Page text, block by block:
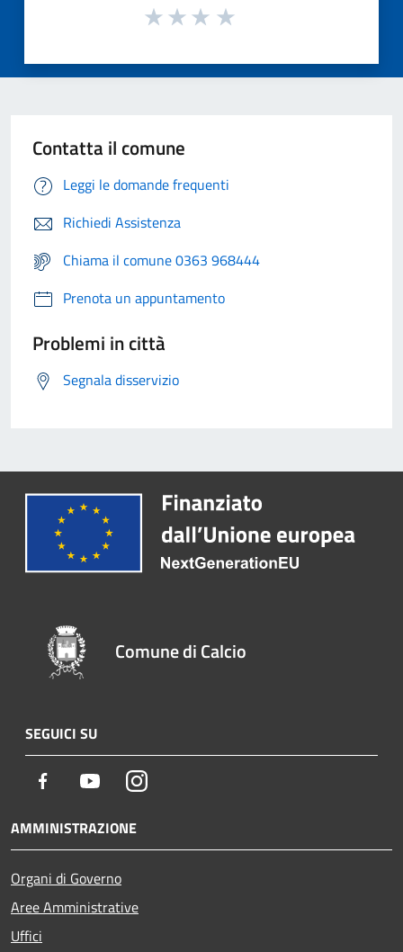
Contatta il comune
Leggi le domande frequenti
Richiedi Assistenza
Chiama il comune 0363 968444
Prenota un appuntamento
Problemi in città
Segnala disservizio
Comune di Calcio
SEGUICI SU
Facebook YoutubeInstagram
AMMINISTRAZIONE
Organi di Governo
Aree Amministrative
Uffici